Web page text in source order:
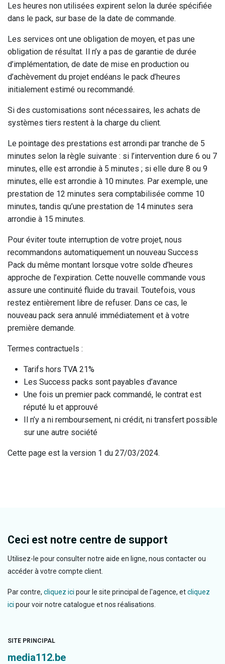
Les heures non utilisées expirent selon la durée spécifiée
dans le pack, sur base de la date de commande.
Les services ont une obligation de moyen, et pas une
obligation de résultat. Il n’y a pas de garantie de durée
d’implémentation, de date de mise en production ou
d’achèvement du projet endéans le pack d’heures
initialement estimé ou recommandé.
Si des customisations sont nécessaires, les achats de
systèmes tiers restent à la charge du client.
Le pointage des prestations est arrondi par tranche de 5
minutes selon la règle suivante : si l’intervention dure 6 ou 7
minutes, elle est arrondie à 5 minutes ; si elle dure 8 ou 9
minutes, elle est arrondie à 10 minutes. Par exemple, une
prestation de 12 minutes sera comptabilisée comme 10
minutes, tandis qu’une prestation de 14 minutes sera
arrondie à 15 minutes.
Pour éviter toute interruption de votre projet, nous
recommandons automatiquement un nouveau Success
Pack du même montant lorsque votre solde d’heures
approche de l’expiration. Cette nouvelle commande vous
assure une continuité fluide du travail. Toutefois, vous
restez entièrement libre de refuser. Dans ce cas, le
nouveau pack sera annulé immédiatement et à votre
première demande.
Termes contractuels :
Tarifs hors TVA 21%
Les Success packs sont payables d’avance
Une fois un premier pack commandé, le contrat est
réputé lu et approuvé
Il n’y a ni remboursement, ni crédit, ni transfert possible
sur une autre société
Cette page est la version 1 du 27/03/2024.
Ceci est notre centre de support
Utilisez-le pour consulter notre aide en ligne, nous contacter ou
accéder à votre compte client.
Par contre, cliquez ici pour le site principal de l'agence, etcliquez
ici pour voir notre catalogue et nos réalisations.
SITE PRINCIPAL
media112.be